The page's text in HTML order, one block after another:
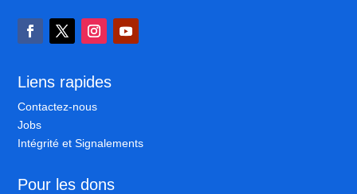
Liens rapides
Contactez-nous
Jobs
Intégrité et Signalements
Pour les dons